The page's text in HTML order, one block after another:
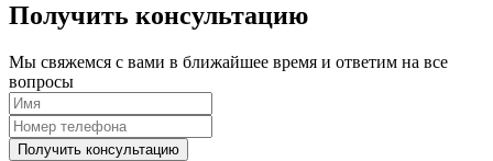
Получить консультацию
Мы свяжемся с вами в ближайшее время и ответим на все
вопросы
Получить консультацию